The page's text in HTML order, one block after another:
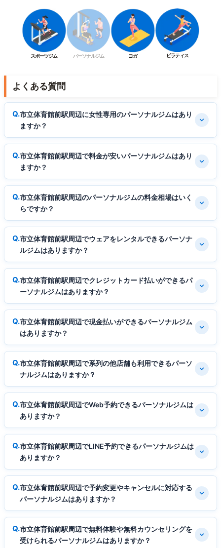
スポーツジム パーソナルジム ヨガ ピラティス
よくある質問
市立体育館前駅周辺に女性専用のパーソナルジムはあり
ますか？
市立体育館前駅周辺で料金が安いパーソナルジムはあり
ますか？
市立体育館前駅周辺のパーソナルジムの料金相場はいく
らですか？
市立体育館前駅周辺でウェアをレンタルできるパーソナ
ルジムはありますか？
市立体育館前駅周辺でクレジットカード払いができるパ
ーソナルジムはありますか？
市立体育館前駅周辺で現金払いができるパーソナルジム
はありますか？
市立体育館前駅周辺で系列の他店舗も利用できるパーソ
ナルジムはありますか？
市立体育館前駅周辺でWeb予約できるパーソナルジムは
ありますか？
市立体育館前駅周辺でLINE予約できるパーソナルジムは
ありますか？
市立体育館前駅周辺で予約変更やキャンセルに対応する
パーソナルジムはありますか？
市立体育館前駅周辺で無料体験や無料カウンセリングを
受けられるパーソナルジムはありますか？